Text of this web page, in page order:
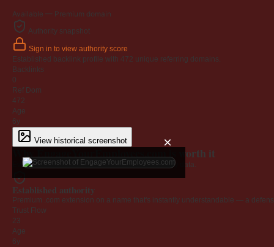
Available — Premium domain
Authority snapshot
Sign in to view authority score
Established backlink profile with 472 unique referring domains.
Backlinks
0
Ref Dom
472
Age
6y
View historical screenshot ×
Why EngageYourEmployees.com is worth it
Every claim below is backed by verified third-party data.
Established authority
Premium .com extension on a name that's instantly understandable — a
Trust Flow
23
Age
6y